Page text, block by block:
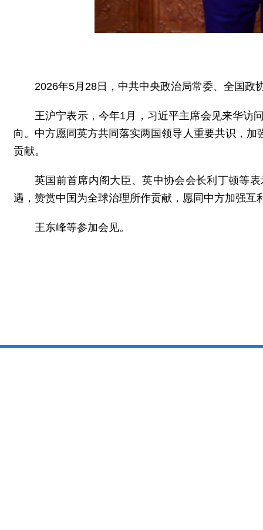
2026年5月28日，中共中央政治局常委、全国政
王沪宁表示，今年1月，习近平主席会见来华访
向。中方愿同英方共同落实两国领导人重要共识，
贡献。
英国前首席内阁大臣、英中协会会长利丁顿等
遇，赞赏中国为全球治理所作贡献，愿同中方加强
王东峰等参加会见。